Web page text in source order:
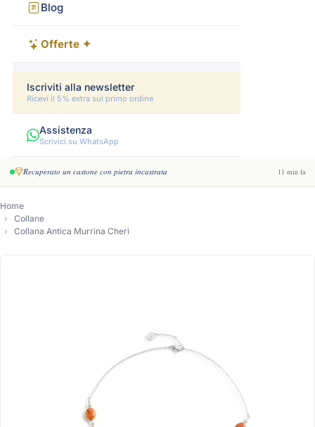
Blog
Offerte ✦
Iscriviti alla newsletter
Ricevi il 5% extra sul primo ordine
Assistenza
Scrivici su WhatsApp
Recuperato un castone con pietra incastrata 11 min fa
Home
Collane
Collana Antica Murrina Cheri